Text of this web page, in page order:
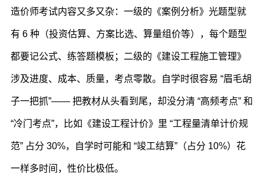
造价师考试内容又多又杂：一级的《案例分析》光题型就
有 6 种（投资估算、方案比选、算量组价等），每个题型
都要记公式、练答题模板；二级的《建设工程施工管理》
涉及进度、成本、质量，考点零散。自学时很容易 “眉毛胡
子一把抓”—— 把教材从头看到尾，却没分清 “高频考点” 和
“冷门考点”，比如《建设工程计价》里 “工程量清单计价规
范” 占分 30%，自学时可能和 “竣工结算”（占分 10%）花
一样多时间，性价比极低。